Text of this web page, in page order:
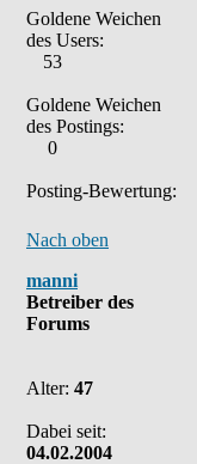
Goldene Weichen
des Users:
53
Goldene Weichen
des Postings:
0
Posting-Bewertung:
Nach oben
manni
Betreiber des
Forums
Alter: 47
Dabei seit:
04.02.2004